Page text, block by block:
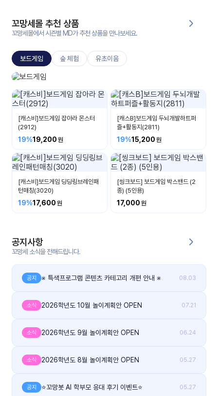
생
교
원
온라
인 강
무료
강의
및
세미
나
수강
후기
강의
자료
실
커
뮤
티
사항
우리
들의
후기
게시
타그
램
브
꼬망세몰 추천 상품
꼬망세몰에서 시즌별 MD가 추천 상품을 만나보세요.
보드게임 숲 체험 유초이음
보드게임
생각이 자라나요
[캐스비]보드게임 잡아라 몬스터
(2912)
19%19,200
[캐스B]보드게임 두뇌개발하트퍼
즐+활동지(2811)
19%15,200
[캐스비]보드게임 딩딩링브레인패
턴매칭(3020)
19%17,600
[씽크보드] 보드게임 박스밴드 (2
종) (5인용)
17,000
공지사항
꼬망세 소식을 전해드립니다.
공지 ※ 특색프로그램 콘텐츠 카테고리 개편 안내 ※ 08.03
소식 2026학년도 10월 놀이계획안 OPEN 07.21
소식 2026학년도 9월 놀이계획안 OPEN 06.24
소식 2026학년도 8월 놀이계획안 OPEN 05.27
공지 ⭐꼬망봇 AI 학부모 응대 후기 이벤트⭐ 05.27